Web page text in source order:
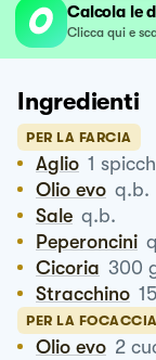
Calcola le
Clicca qui e
Ingredienti
PER LA FARCIA
Aglio 1
Olio evo q.b.
Sale q.b.
Peperoncini
Cicoria 300
Stracchino
PER LA FOCACCIA
Olio evo 2